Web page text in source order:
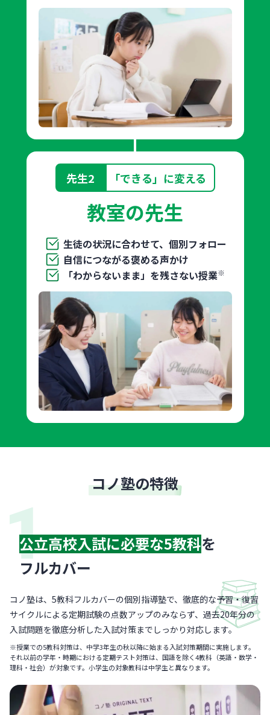
先生2 「できる」に変える
教室の先生
生徒の状況に合わせて、個別フォロー
自信につながる褒める声かけ
「わからないまま」を残さない授業※
コノ塾の特徴
公立高校入試に必要な5教科を
フルカバー
コノ塾は、5教科フルカバーの個別指導塾で、徹底的な予習・復習
サイクルによる定期試験の点数アップのみならず、過去20年分の
入試問題を徹底分析した入試対策までしっかり対応します。
※授業での5教科対策は、中学3年生の秋以降に始まる入試対策期間に実施します。
それ以前の学年・時期における定期テスト対策は、国語を除く4教科（英語・数学・
理科・社会）が対象です。小学生の対象教科は中学生と異なります。